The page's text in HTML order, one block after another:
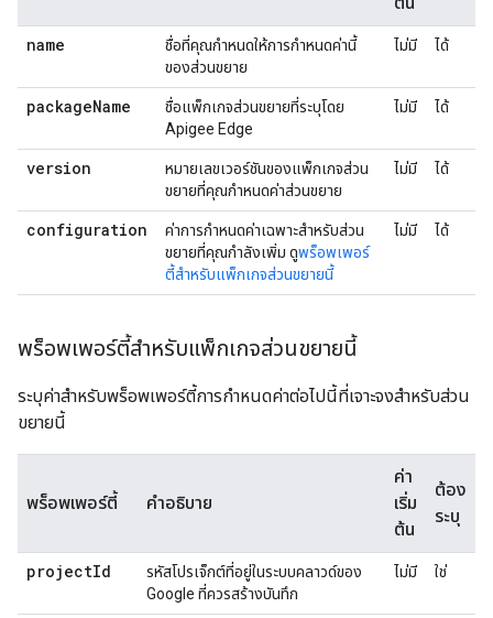
name
ชื่อที่คุณกําหนดให้การกําหนดค่านี้
ของส่วนขยาย
ไม่มี ได้
packageName
ชื่อแพ็กเกจส่วนขยายที่ระบุโดย
Apigee Edge
ไม่มี ได้
version
หมายเลขเวอร์ชันของแพ็กเกจส่วน
ขยายที่คุณกําหนดค่าส่วนขยาย
ไม่มี ได้
configuration
ค่าการกําหนดค่าเฉพาะสําหรับส่วน
ขยายที่คุณกําลังเพิ่ม ดูพร็อพเพอร์
ตี้สําหรับแพ็กเกจส่วนขยายนี้
ไม่มี ได้
พร็อพเพอร์ตี้สำหรับแพ็กเกจส่วนขยายนี้
ระบุค่าสำหรับพร็อพเพอร์ตี้การกำหนดค่าต่อไปนี้ที่เจาะจงสำหรับส่วน
ขยายนี้
พร็อพเพอร์ตี้ คำอธิบาย
ค่า
เริ่ม
ต้น
ต้อง
ระบุ
projectId
รหัสโปรเจ็กต์ที่อยู่ในระบบคลาวด์ของ
Google ที่ควรสร้างบันทึก
ไม่มี ใช่